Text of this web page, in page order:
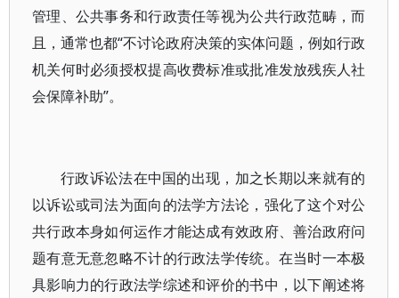
管理、公共事务和行政责任等视为公共行政范畴，而
且，通常也都“不讨论政府决策的实体问题，例如行政
机关何时必须授权提高收费标准或批准发放残疾人社
会保障补助”。
行政诉讼法在中国的出现，加之长期以来就有的
以诉讼或司法为面向的法学方法论，强化了这个对公
共行政本身如何运作才能达成有效政府、善治政府问
题有意无意忽略不计的行政法学传统。在当时一本极
具影响力的行政法学综述和评价的书中，以下阐述将